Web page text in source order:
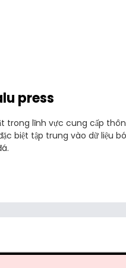
press
trong lĩnh vực cung cấp
biệt tập trung vào dữ liệu